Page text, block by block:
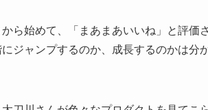
ら始めて、「まあまあいいね」と評価
ジャンプするのか、成長するのかは